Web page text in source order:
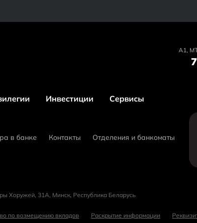
А1,
Инвестиции Сервисы
в банке Контакты Отделения и банкоматы
Хоружей, 31А, Минск, Республика Беларусь
по возмещению вкладов Раскрытие информации